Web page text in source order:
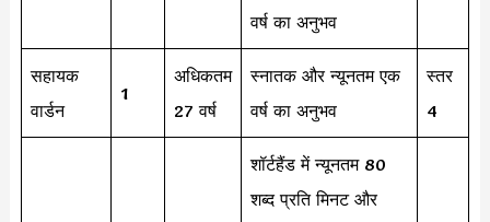
वर्ष का अनुभव
सहायक
वार्डन
1
अधिकतम
27 वर्ष
स्नातक और न्यूनतम एक
वर्ष का अनुभव
स्तर
4
शॉर्टहैंड में न्यूनतम 80
शब्द प्रति मिनट और